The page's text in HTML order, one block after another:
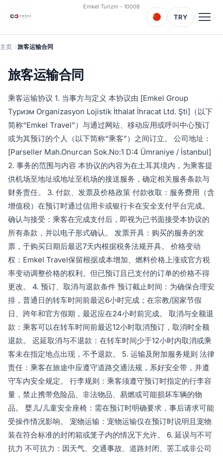
Emkel Turizm - 10008
TRY
主页 旅客运输合同
旅客运输合同
乘客运输协议 1. 当事方与定义 本协议由 [Emkel Group
Туризм Organizasyon Lojistik İthalat İhracat Ltd. Şti]（以下
简称“Emkel Travel”）与通过网站、移动应用或呼叫中心预订
或为其预订的个人（以下简称“乘客”）之间订立。 公司地址：
[Parseller Mah.Onurcan Sok.No:1 D:4 Ümraniye / İstanbul]
2. 事务的范围与内容 本协议的内容为在土耳其境内，为乘客提
供机场至地址或地址至机场的接送服务，确定相关服务条款与
财务责任。 3. 付款、发票及价格政策 付款收取：服务费用（含
增值税）在预订时通过信用卡或银行卡在安全支付平台完成。
确认与接受：乘客在完成支付后，即视为已书面接受本协议的
所有条款，并以电子形式确认。 发票开具：购买的服务的发
票，于购买日期后最迟7天内根据税务法规开具。 价格变动
权：Emkel Travel保留根据成本增加、燃料价格上涨或官方税
率变动调整价格的权利。但已预订且已支付的订单的价格不得
更改。 4. 预订、取消与退款条件 预订截止时间：为确保合理安
排，普通日的转车时间前最迟6小时完成；在宗教/国家节假
日、跨年和官方假期，最迟应在24小时前完成。 取消与全额退
款：乘客可以在转车时间前最迟12小时取消预订，取消时全额
退款。 迟延取消与不退款：在转车时间少于12小时内取消或乘
客未在指定地点出现，不予退款。 5. 运输及附加服务规则 法律
责任：乘客在旅途中应遵守道路交通法规，系好安全带，并遵
守车内安全规定。 行李规则：乘客须遵守预订时指定的行李容
量，禁止携带危险品、非法物品、易燃或可能损坏车辆的物
品。 婴儿/儿童安全座椅：需在预订时明确要求，事后请求可能
受操作情况影响。 宠物运输：宠物运输仅在预订时说明且宠物
装在符合标准的封闭箱或笼子内的情况下允许。 6. 延误与不可
抗力 不可抗力：因天气、交通事故、道路封闭、罢工或非公司